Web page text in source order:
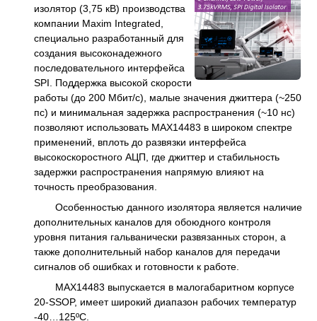
изолятор (3,75 кВ) производства
компании Maxim Integrated,
специально разработанный для
создания высоконадежного
последовательного интерфейса
SPI. Поддержка высокой скорости
работы (до 200 Мбит/с), малые значения джиттера (~250
пс) и минимальная задержка распространения (~10 нс)
позволяют использовать MAX14483 в широком спектре
применений, вплоть до развязки интерфейса
высокоскоростного АЦП, где джиттер и стабильность
задержки распространения напрямую влияют на
точность преобразования.
Особенностью данного изолятора является наличие
дополнительных каналов для обоюдного контроля
уровня питания гальванически развязанных сторон, а
также дополнительный набор каналов для передачи
сигналов об ошибках и готовности к работе.
MAX14483 выпускается в малогабаритном корпусе
20-SSOP, имеет широкий диапазон рабочих температур
-40…125ºС.